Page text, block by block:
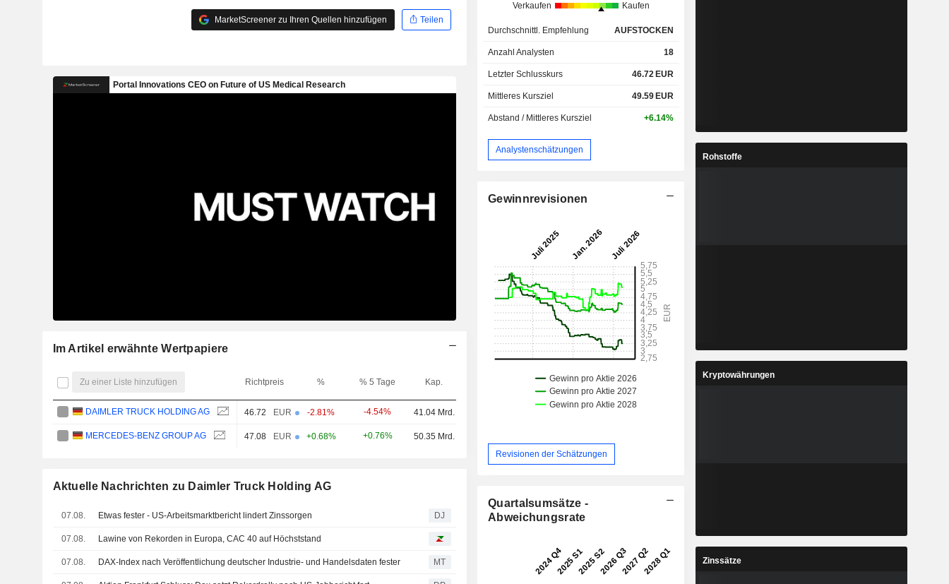
MarketScreener zu Ihren Quellen hinzufügen Teilen
Im Artikel erwähnte Wertpapiere
Zu einer Liste hinzufügen Richtpreis % % 5 Tage Kap.
DAIMLER TRUCK HOLDING AG 46.72 EUR -2.81% -4.54% 41.04 Mrd.
MERCEDES-BENZ GROUP AG 47.08 EUR +0.68% +0.76% 50.35 Mrd.
Aktuelle Nachrichten zu Daimler Truck Holding AG
07.08. Etwas fester - US-Arbeitsmarktbericht lindert Zinssorgen DJ
07.08. Lawine von Rekorden in Europa, CAC 40 auf Höchststand
07.08. DAX-Index nach Veröffentlichung deutscher Industrie- und Handelsdaten fester MT
Verkaufen Kaufen
Durchschnittl. Empfehlung AUFSTOCKEN
Anzahl Analysten 18
Letzter Schlusskurs 46.72 EUR
Mittleres Kursziel 49.59 EUR
Abstand / Mittleres Kursziel +6.14%
Analystenschätzungen
Gewinnrevisionen
Revisionen der Schätzungen
Quartalsumsätze -
Abweichungsrate
Rohstoffe
Kryptowährungen
Zinssätze